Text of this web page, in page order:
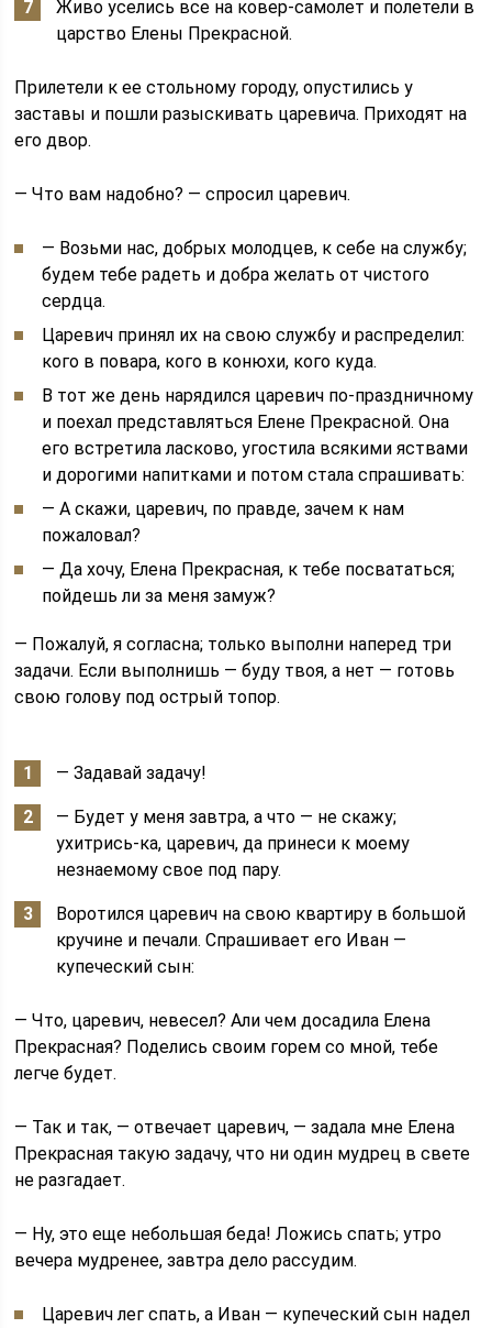
Живо уселись все на ковер-самолет и полетели в
царство Елены Прекрасной.
Прилетели к ее стольному городу, опустились у
заставы и пошли разыскивать царевича. Приходят на
его двор.
— Что вам надобно? — спросил царевич.
— Возьми нас, добрых молодцев, к себе на службу;
будем тебе радеть и добра желать от чистого
сердца.
Царевич принял их на свою службу и распределил:
кого в повара, кого в конюхи, кого куда.
В тот же день нарядился царевич по-праздничному
и поехал представляться Елене Прекрасной. Она
его встретила ласково, угостила всякими яствами
и дорогими напитками и потом стала спрашивать:
— А скажи, царевич, по правде, зачем к нам
пожаловал?
— Да хочу, Елена Прекрасная, к тебе посвататься;
пойдешь ли за меня замуж?
— Пожалуй, я согласна; только выполни наперед три
задачи. Если выполнишь — буду твоя, а нет — готовь
свою голову под острый топор.
— Задавай задачу!
— Будет у меня завтра, а что — не скажу;
ухитрись-ка, царевич, да принеси к моему
незнаемому свое под пару.
Воротился царевич на свою квартиру в большой
кручине и печали. Спрашивает его Иван —
купеческий сын:
— Что, царевич, невесел? Али чем досадила Елена
Прекрасная? Поделись своим горем со мной, тебе
легче будет.
— Так и так, — отвечает царевич, — задала мне Елена
Прекрасная такую задачу, что ни один мудрец в свете
не разгадает.
— Ну, это еще небольшая беда! Ложись спать; утро
вечера мудренее, завтра дело рассудим.
Царевич лег спать, а Иван — купеческий сын надел